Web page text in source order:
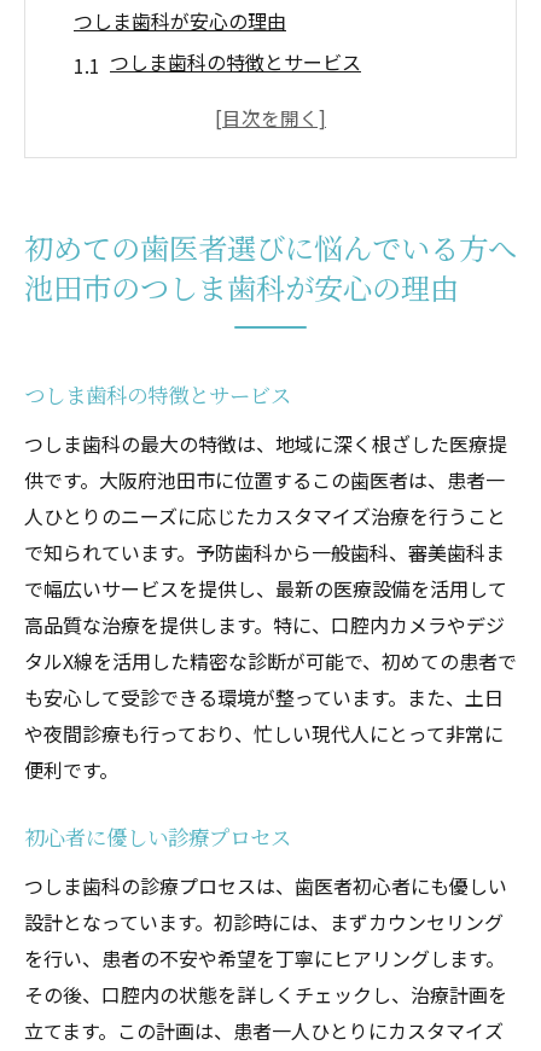
つしま歯科が安心の理由
つしま歯科の特徴とサービス
初心者に優しい診療プロセス
つしま歯科が提供する安心の理由
池田市で信頼できる歯医者を探しているならつ
つしま歯科が選ばれる理由
信頼のカスタマイズ治療
各種保険と費用の透明性
感染対策への取り組み
アフターケアとフォロー体制
つしま歯科の最新医療設備で安心治療池田市の
信頼できる歯医者
最新技術を駆使した治療方法
デジタル技術による診断と治療
患者の安全を第一に考えた設備
専門医による高精度な治療
最新医療機器のご紹介
患者一人ひとりに合ったカスタマイズ治療池田
市つしま歯科の魅力
カスタマイズ治療の重要性
初めての歯医者選びに悩んでいる方へ
池田市のつしま歯科が安心の理由
つしま歯科の特徴とサービス
つしま歯科の最大の特徴は、地域に深く根ざした医療提
供です。大阪府池田市に位置するこの歯医者は、患者一
人ひとりのニーズに応じたカスタマイズ治療を行うこと
で知られています。予防歯科から一般歯科、審美歯科ま
で幅広いサービスを提供し、最新の医療設備を活用して
高品質な治療を提供します。特に、口腔内カメラやデジ
タルX線を活用した精密な診断が可能で、初めての患者で
も安心して受診できる環境が整っています。また、土日
や夜間診療も行っており、忙しい現代人にとって非常に
便利です。
初心者に優しい診療プロセス
つしま歯科の診療プロセスは、歯医者初心者にも優しい
設計となっています。初診時には、まずカウンセリング
を行い、患者の不安や希望を丁寧にヒアリングします。
その後、口腔内の状態を詳しくチェックし、治療計画を
立てます。この計画は、患者一人ひとりにカスタマイズ